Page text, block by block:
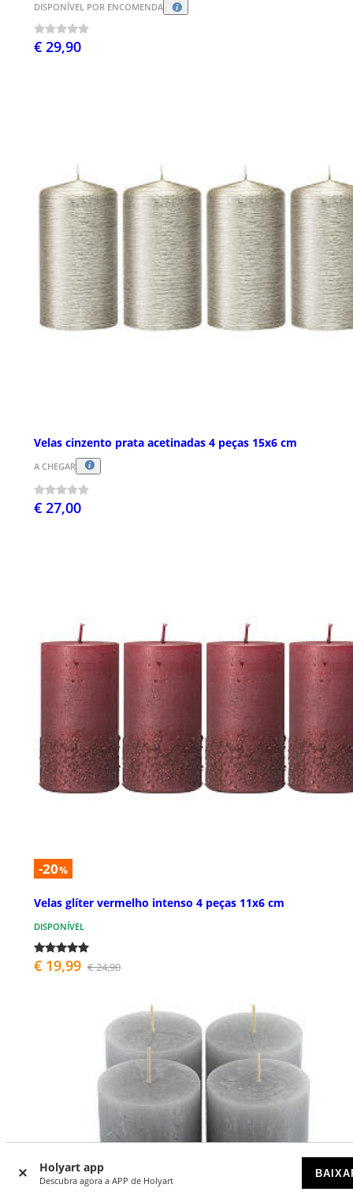
Holyart app
Descubra agora a APP de Holyart
DISPONÍVEL POR ENCOMENDA
€ 29,90
Velas cinzento prata acetinadas 4 peças 15x6 cm
A CHEGAR
€ 27,00
-20%
Velas glíter vermelho intenso 4 peças 11x6 cm
DISPONÍVEL
€ 19,99 € 24,90